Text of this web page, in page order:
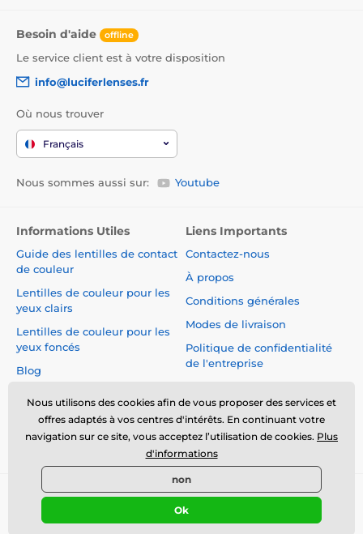
Besoin d'aide offline
Le service client est à votre disposition
info@luciferlenses.fr
Où nous trouver
Français
Nous sommes aussi sur: Youtube
Informations Utiles
Guide des lentilles de contact
de couleur
Lentilles de couleur pour les
yeux clairs
Lentilles de couleur pour les
yeux foncés
Blog
Liens Importants
Contactez-nous
À propos
Conditions générales
Modes de livraison
Politique de confidentialité
de l'entreprise
du Contrat
Sécurité et qualité sans
compromis
© 2026 www.luciferlenses.fr ⦁ Boutique en ligne créée par
SIMPLIA.cz
Nous utilisons des cookies afin de vous proposer des services et
offres adaptés à vos centres d'intérêts. En continuant votre
navigation sur ce site, vous acceptez l’utilisation de cookies. Plus
d'informations
non
Ok